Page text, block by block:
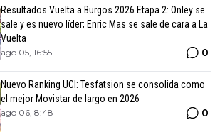
Resultados Vuelta a Burgos 2026 Etapa 2: Onley se
sale y es nuevo líder; Enric Mas se sale de cara a La
Vuelta
ago 05, 16:55 0
Nuevo Ranking UCI: Tesfatsion se consolida como
el mejor Movistar de largo en 2026
ago 06, 8:48 0